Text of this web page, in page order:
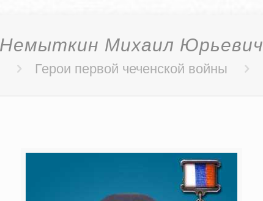
Немыткин Михаил Юрьевич
Герои первой чеченской войны